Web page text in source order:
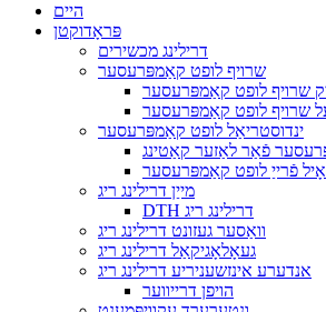
היים
פּראָדוקטן
דרילינג מכשירים
שרויף לופט קאַמפּרעסער
שרויף לופט קאַמפּרעסער
שרויף לופט קאַמפּרעסער
ינדוסטריאַל לופט קאַמפּרעסער
פֿאַר לאַזער קאַטינג
אָיל פֿרייַ לופט קאַמפּרעסער
מייַן דרילינג ריג
DTH דרילינג ריג
וואַסער געזונט דרילינג ריג
געאָלאָגיקאַל דרילינג ריג
אנדערע אינזשעניריע דרילינג ריג
הויפן דרייווער